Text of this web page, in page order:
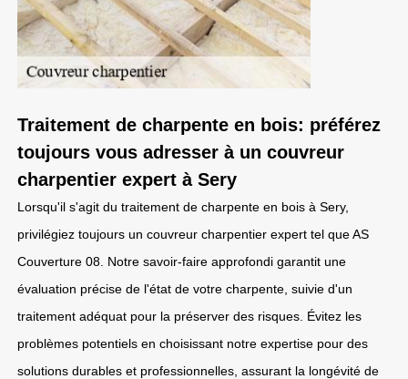
Traitement de charpente en bois: préférez
toujours vous adresser à un couvreur
charpentier expert à Sery
Lorsqu'il s'agit du traitement de charpente en bois à Sery,
privilégiez toujours un couvreur charpentier expert tel que AS
Couverture 08. Notre savoir-faire approfondi garantit une
évaluation précise de l'état de votre charpente, suivie d'un
traitement adéquat pour la préserver des risques. Évitez les
problèmes potentiels en choisissant notre expertise pour des
solutions durables et professionnelles, assurant la longévité de